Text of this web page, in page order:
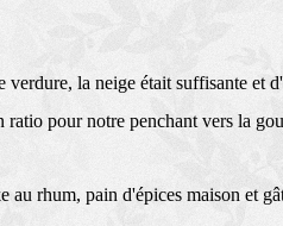
verdure, la neige était suffisante
ratio pour notre penchant vers la
au rhum, pain d'épices maison et